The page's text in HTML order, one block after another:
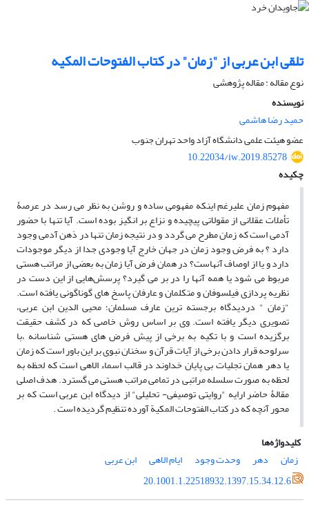
تلقی ابن عربی از "زمان" در کتاب الفتوحات المکیه
نوع مقاله : مقاله پژوهشی
نویسنده
حمید رضا هاشمی
عضو هیئت علمی دانشگاه آزاد واحد تهران جنوب
10.22034/iw.2019.85278
چکیده
مفهوم زمان علیرغم اینکه مفهومی ساده و روشن به نظر می رسد در عرصۀ
تأملات عقلانی از مقولاتی پیچیده و نزاع بر انگیز بوده است. آیا تنها با حضور
آدمی است که زمان مطرح می گردد و در نتیجه زمان تنها در ذهن آدمی وجود
دارد ؟ به فرض وجود زمان در جهان خارج آیا وجودی جدا از دیگر موجودات
دارد و یا از اوصاف آنهاست؟ در همان فرض آیا زمان به بعضی از مراتب هستی
مربوط می شود یا همه آنها را در بر می گیرد؟ پرسش‌هایی از این دست در
نظریه پردازی فیلسوفان و متکلمان و عارفان پاسخ های گوناگونی یافته است.
"زمان " دردیدگاه برجسته ترین عارف مسلمان؛ محیی الدین ابن عربی،
تصویری دیگر یافته است. وی بر اساس روش خاصی که در کشف حقیقت
برگزیده است و با تکیه به برخی از پیش فرض های هستی شناسانه ،با
سرلوحه قرار دادن برخی از آیات قرآن و سخنان نبوی بر این باور است که زمان
یا دهر همان تجلیات بی پایان خداوند در قالب اسماء الاهی است که لحظه به
لحظه به صورت سلسله مراتبی در تمامی مراتب هستی می گسترد. هدف اصلی
مقالۀ حاضر ارایه "روایتی توصیفی- تحلیلی" از دیدگاه ابن عربی است که بر
محور آنچه که در کتاب الفتوحات المکیة آورده تنظیم گردیده است .
کلیدواژه‌ها
زمان
دهر وحدت وجود ایام الاهی
ابن عربی
20.1001.1.22518932.1397.15.34.12.6